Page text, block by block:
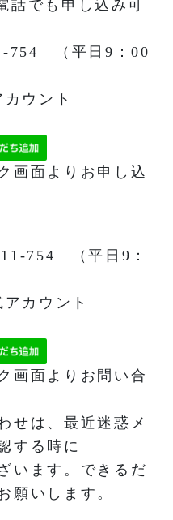
話でも申し込み可
754 （平日9：00
カウント
画面よりお申し込
754 （平日9：
アカウント
画面よりお問い合
せは、最近迷惑メ
する時に
います。できるだ
いします。